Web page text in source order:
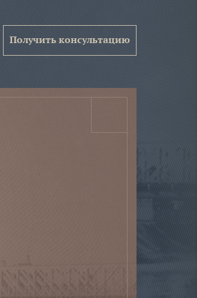
Получить консультацию